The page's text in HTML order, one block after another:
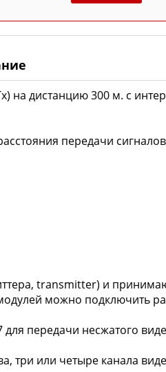
на дистанцию 300 м. с
передачи
transmitter) и
можно подключить
для передачи несжатого
три или четыре канала